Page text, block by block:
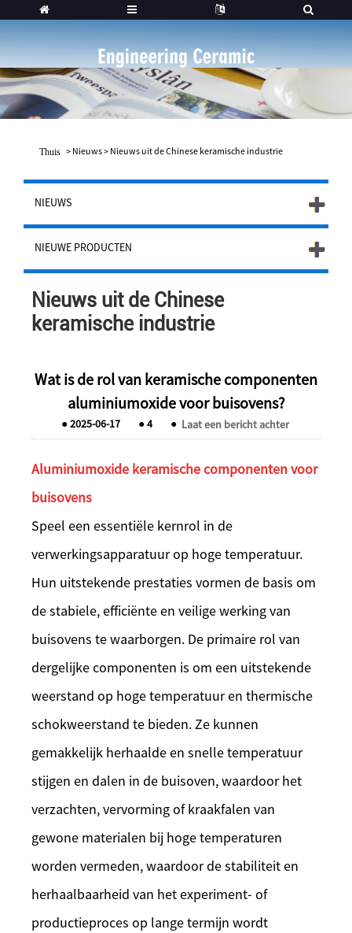
Thuis > Nieuws> Nieuws uit de Chinese keramische industrie
NIEUWS
NIEUWE PRODUCTEN
Nieuws uit de Chinese
keramische industrie
Wat is de rol van keramische componenten
aluminiumoxide voor buisovens?
●2025-06-17 ●4 ● Laat een bericht achter
Aluminiumoxide keramische componenten voor
buisovens
Speel een essentiële kernrol in de
verwerkingsapparatuur op hoge temperatuur.
Hun uitstekende prestaties vormen de basis om
de stabiele, efficiënte en veilige werking van
buisovens te waarborgen. De primaire rol van
dergelijke componenten is om een uitstekende
weerstand op hoge temperatuur en thermische
schokweerstand te bieden. Ze kunnen
gemakkelijk herhaalde en snelle temperatuur
stijgen en dalen in de buisoven, waardoor het
verzachten, vervorming of kraakfalen van
gewone materialen bij hoge temperaturen
worden vermeden, waardoor de stabiliteit en
herhaalbaarheid van het experiment- of
productieproces op lange termijn wordt